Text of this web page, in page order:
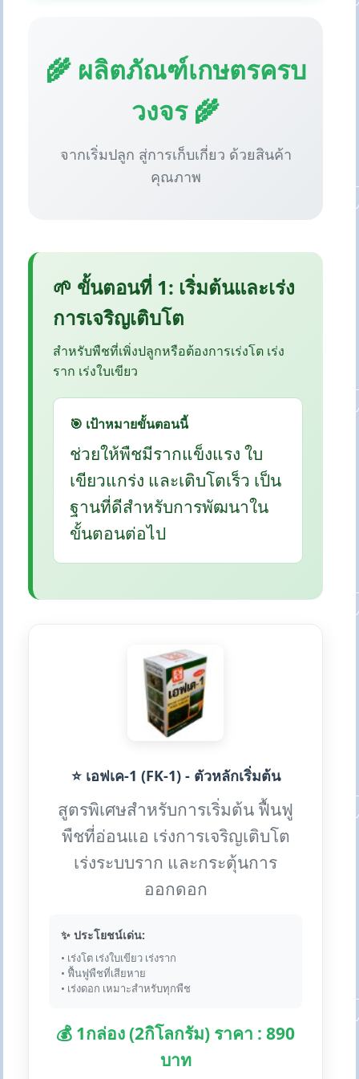
🌾 ผลิตภัณฑ์เกษตรครบ
วงจร 🌾
จากเริ่มปลูก สู่การเก็บเกี่ยว ด้วยสินค้า
คุณภาพ
🌱 ขั้นตอนที่ 1: เริ่มต้นและเร่ง
การเจริญเติบโต
สำหรับพืชที่เพิ่งปลูกหรือต้องการเร่งโต เร่ง
ราก เร่งใบเขียว
🎯 เป้าหมายขั้นตอนนี้
ช่วยให้พืชมีรากแข็งแรง ใบ
เขียวแกร่ง และเติบโตเร็ว เป็น
ฐานที่ดีสำหรับการพัฒนาใน
ขั้นตอนต่อไป
⭐ เอฟเค-1 (FK-1) - ตัวหลักเริ่มต้น
สูตรพิเศษสำหรับการเริ่มต้น ฟื้นฟู
พืชที่อ่อนแอ เร่งการเจริญเติบโต
เร่งระบบราก และกระตุ้นการ
ออกดอก
✨ ประโยชน์เด่น:
• เร่งโต เร่งใบเขียว เร่งราก
• ฟื้นฟูพืชที่เสียหาย
• เร่งดอก เหมาะสำหรับทุกพืช
💰 1กล่อง (2กิโลกรัม) ราคา : 890
บาท